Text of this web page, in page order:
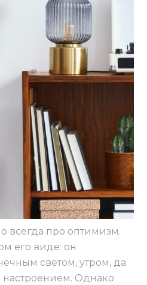
всегда про оптимизм.
его виде: он
светом, утром, да
Однако